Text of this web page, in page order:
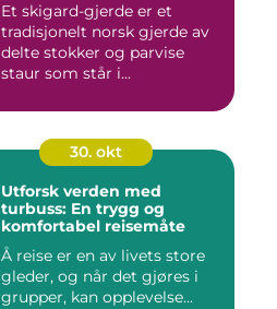
Et skigard-gjerde er et
tradisjonelt norsk gjerde av
delte stokker og parvise
staur som står i...
30. okt
Utforsk verden med
turbuss: En trygg og
komfortabel reisemåte
Å reise er en av livets store
gleder, og når det gjøres i
grupper, kan opplevelse...